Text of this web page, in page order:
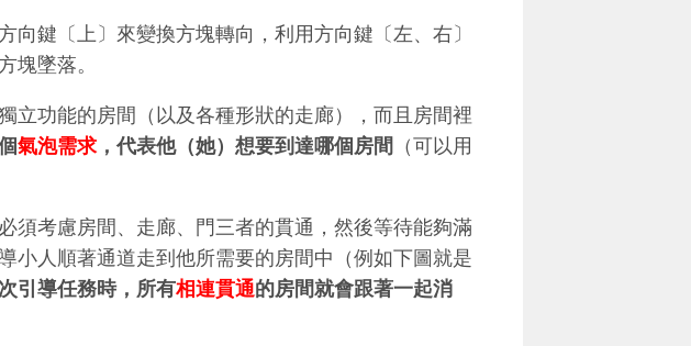
向鍵〔上〕來變換方塊轉向，利用方向鍵〔左、右〕
塊墜落。
立功能的房間（以及各種形狀的走廊），而且房間裡
氣泡需求 ，代表他（她）想要到達哪個房間 （可以用
須考慮房間、走廊、門三者的貫通，然後等待能夠滿
小人順著通道走到他所需要的房間中（例如下圖就是
引導任務時，所有相連貫通的房間就會跟著一起消